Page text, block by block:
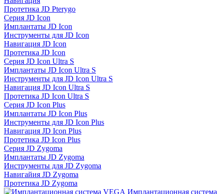
Протетика JD Pterygo
Серия JD Icon
Имплантаты JD Icon
Инструменты для JD Icon
Навигация JD Icon
Протетика JD Icon
Серия JD Icon Ultra S
Имплантаты JD Icon Ultra S
Инструменты для JD Icon Ultra S
Навигация JD Icon Ultra S
Протетика JD Icon Ultra S
Серия JD Icon Plus
Имплантаты JD Icon Plus
Инструменты для JD Icon Plus
Навигация JD Icon Plus
Протетика JD Icon Plus
Серия JD Zygoma
Имплантаты JD Zygoma
Инструменты для JD Zygoma
Навигайия JD Zygoma
Протетика JD Zygoma
Имплантационная